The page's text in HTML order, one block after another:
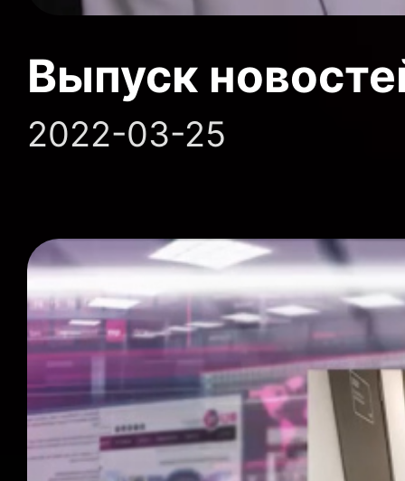
Выпуск
2022-03-25